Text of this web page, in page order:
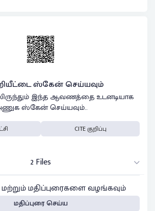
ஸ்கேன் செய்யவும்
இந்த ஆவணத்தை உடனடியாக
ஸ்கேன் செய்யவும்..
CITE குறிப்பு
2 Files
மதிப்புரைகளை வழங்கவும்
மதிப்புரை செய்ய